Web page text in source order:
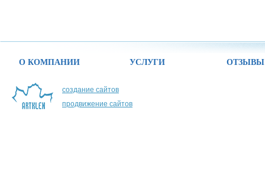
О КОМПАНИИ УСЛУГИ ОТЗЫВЫ
создание сайтов
продвижение сайтов